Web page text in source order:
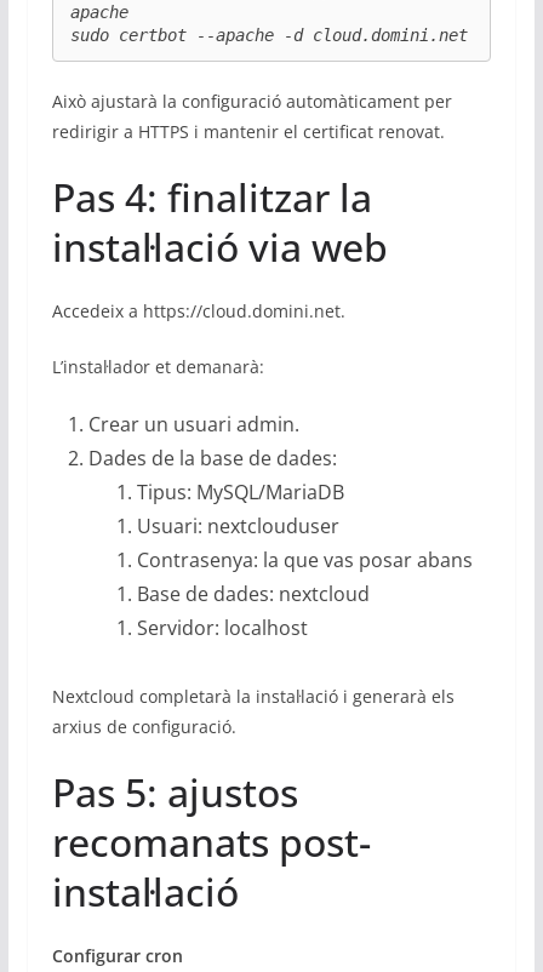
apache
sudo certbot --apache -d cloud.domini.net
Això ajustarà la configuració automàticament per
redirigir a HTTPS i mantenir el certificat renovat.
Pas 4: finalitzar la
instal·lació via web
Accedeix a https://cloud.domini.net.
L’instal·lador et demanarà:
Crear un usuari admin.
Dades de la base de dades:
Tipus: MySQL/MariaDB
Usuari: nextclouduser
Contrasenya: la que vas posar abans
Base de dades: nextcloud
Servidor: localhost
Nextcloud completarà la instal·lació i generarà els
arxius de configuració.
Pas 5: ajustos
recomanats post-
instal·lació
Configurar cron